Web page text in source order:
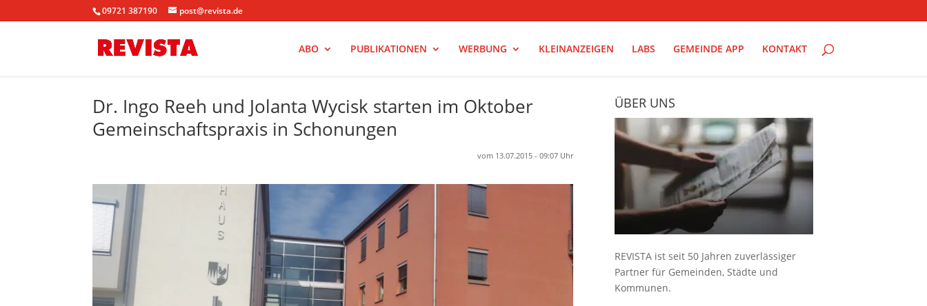
09721 387190 post@revista.de
ABO PUBLIKATIONEN WERBUNG KLEINANZEIGEN LABS GEMEINDE APP KONTAKT
Dr. Ingo Reeh und Jolanta Wycisk starten im Oktober
Gemeinschaftspraxis in Schonungen
vom 13.07.2015 - 09:07 Uhr
ÜBER UNS
REVISTA ist seit 50 Jahren zuverlässiger
Partner für Gemeinden, Städte und
Kommunen.